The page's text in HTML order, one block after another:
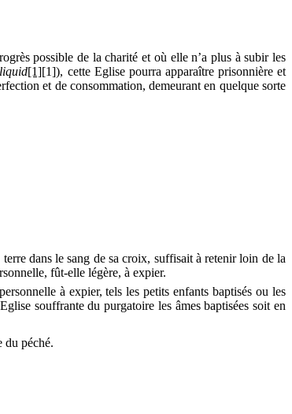
possible de la charité et où elle n’a plus à subir les
[1][1]), cette Eglise pourra apparaître prisonnière et
et de consommation, demeurant en quelque sorte
dans le sang de sa croix, suffisait à retenir loin de la
fût-elle légère, à expier.
à expier, tels les petits enfants baptisés ou les
souffrante du purgatoire les âmes baptisées soit en
du péché.